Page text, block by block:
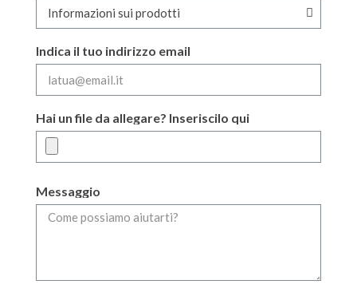
Indica il tuo indirizzo email
Hai un file da allegare? Inseriscilo qui
Messaggio